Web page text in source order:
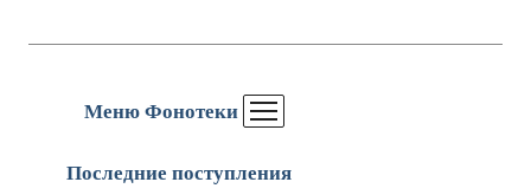
Меню Фонотеки
Последние поступления